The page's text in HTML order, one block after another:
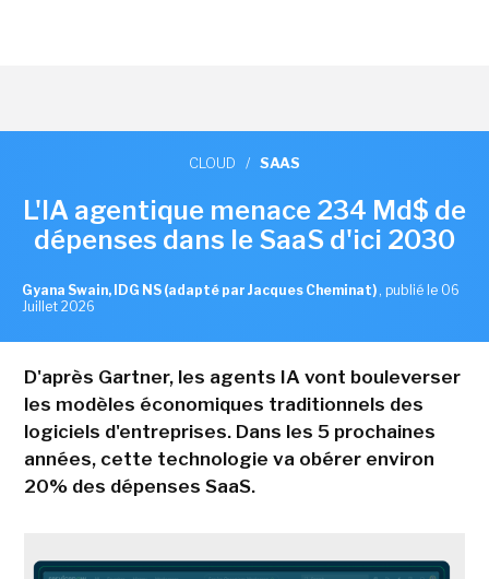
CLOUD / SAAS
L'IA agentique menace 234 Md$ de
dépenses dans le SaaS d'ici 2030
Gyana Swain, IDG NS (adapté par Jacques Cheminat) , publié le 06
Juillet 2026
D'après Gartner, les agents IA vont bouleverser
les modèles économiques traditionnels des
logiciels d'entreprises. Dans les 5 prochaines
années, cette technologie va obérer environ
20% des dépenses SaaS.